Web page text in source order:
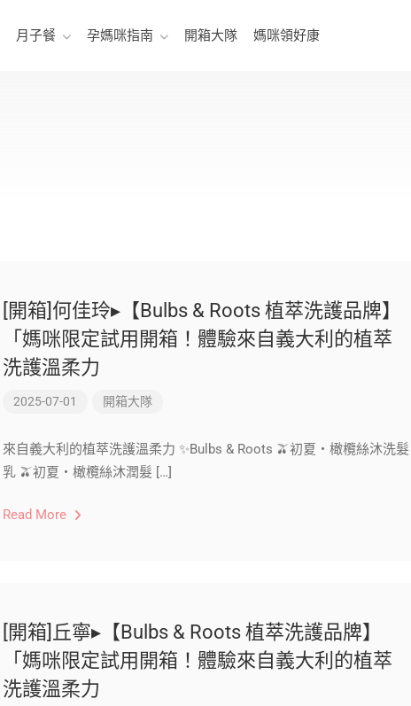
月子餐 孕媽咪指南 開箱大隊 媽咪領好康
[開箱]何佳玲▸【Bulbs & Roots 植萃洗護品牌】
「媽咪限定試用開箱！體驗來自義大利的植萃
洗護溫柔力
2025-07-01 開箱大隊
來自義大利的植萃洗護溫柔力 ✨Bulbs & Roots 🫒初夏・橄欖絲沐洗髮
乳 🫒初夏・橄欖絲沐潤髮 […]
Read More
[開箱]丘寧▸【Bulbs & Roots 植萃洗護品牌】
「媽咪限定試用開箱！體驗來自義大利的植萃
洗護溫柔力